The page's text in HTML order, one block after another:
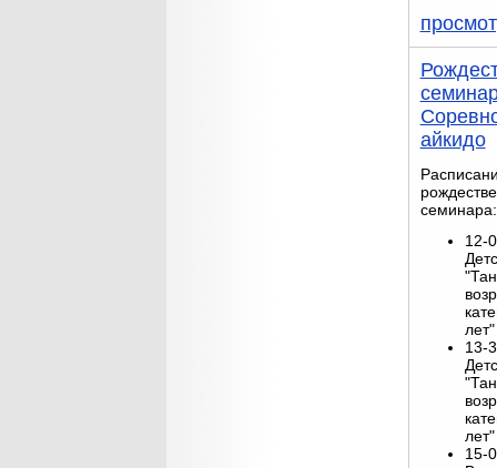
айкидо
семинара:
12-
лет"
13-
лет"
15-